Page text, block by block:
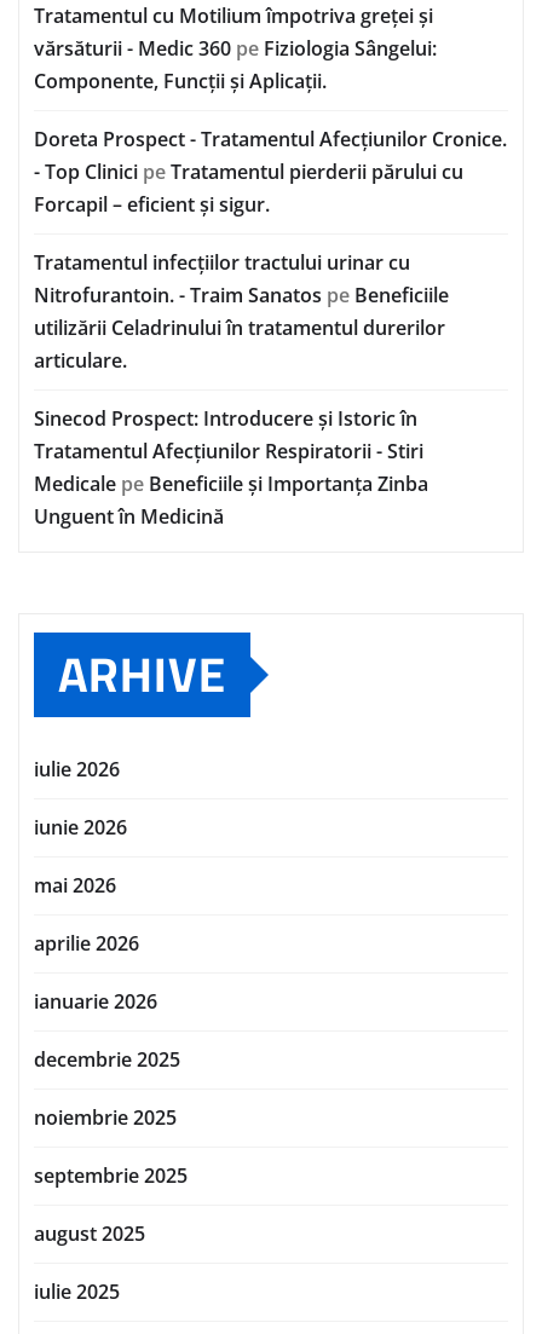
Tratamentul cu Motilium împotriva greței și
vărsăturii - Medic 360 pe Fiziologia Sângelui:
Componente, Funcții și Aplicații.
Doreta Prospect - Tratamentul Afecțiunilor Cronice.
- Top Clinici peTratamentul pierderii părului cu
Forcapil – eficient și sigur.
Tratamentul infecțiilor tractului urinar cu
Nitrofurantoin. - Traim Sanatos pe Beneficiile
utilizării Celadrinului în tratamentul durerilor
articulare.
Sinecod Prospect: Introducere și Istoric în
Tratamentul Afecțiunilor Respiratorii - Stiri
Medicale pe Beneficiile și Importanța Zinba
Unguent în Medicină
ARHIVE
iulie 2026
iunie 2026
mai 2026
aprilie 2026
ianuarie 2026
decembrie 2025
noiembrie 2025
septembrie 2025
august 2025
iulie 2025